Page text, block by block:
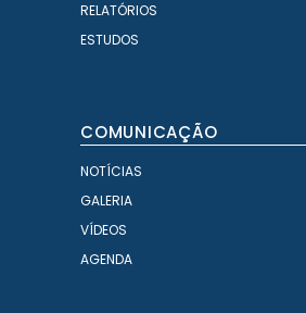
RELATÓRIOS
ESTUDOS
COMUNICAÇÃO
NOTÍCIAS
GALERIA
VÍDEOS
AGENDA